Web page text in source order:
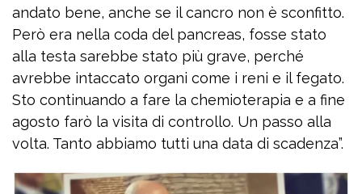
andato bene, anche se il cancro non è sconfitto.
Però era nella coda del pancreas, fosse stato
alla testa sarebbe stato più grave, perché
avrebbe intaccato organi come i reni e il fegato.
Sto continuando a fare la chemioterapia e a fine
agosto farò la visita di controllo. Un passo alla
volta. Tanto abbiamo tutti una data di scadenza”.